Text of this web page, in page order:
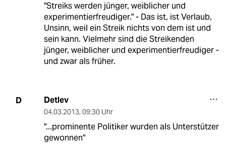
"Streiks werden jünger, weiblicher und
experimentierfreudiger." - Das ist, ist Verlaub,
Unsinn, weil ein Streik nichts von dem ist und
sein kann. Vielmehr sind die Streikenden
jünger, weiblicher und experimentierfreudiger -
und zwar als früher.
D Detlev
04.03.2013, 09:30 Uhr
"...prominente Politiker wurden als Unterstützer
gewonnen"